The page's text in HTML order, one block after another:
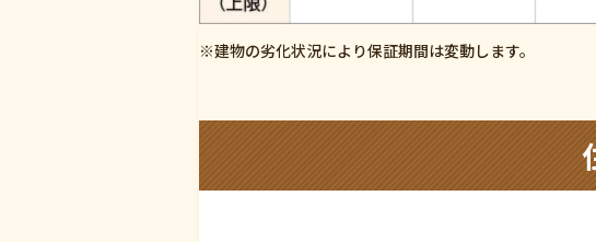
※建物の劣化状況により保証期間は変動します。